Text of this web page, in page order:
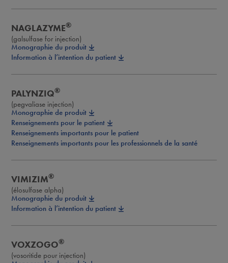
NAGLAZYME®
(galsulfase for injection)
Monographie du produit
Information à l’intention du patient
PALYNZIQ®
(pegvaliase injection)
Monographie de produit
Renseignements pour le patient
Renseignements importants pour le patient
Renseignements importants pour les professionnels de la santé
VIMIZIM®
(élosulfase alpha)
Monographie du produit
Information à l’intention du patient
VOXZOGO®
(vosoritide pour injection)